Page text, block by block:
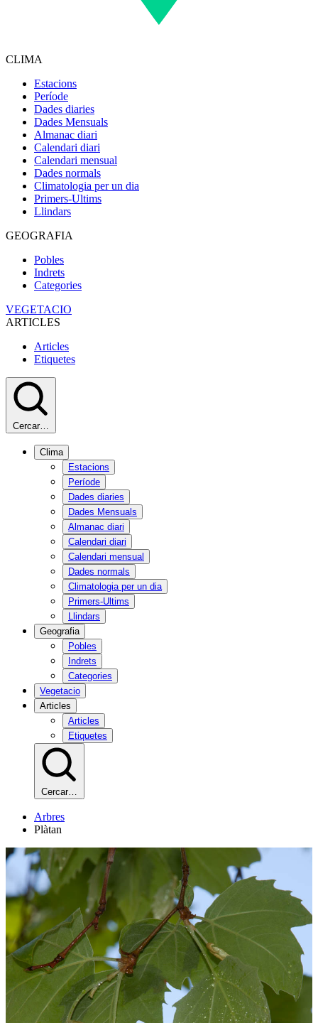
CLIMA
Estacions
Període
Dades diaries
Dades Mensuals
Almanac diari
Calendari diari
Calendari mensual
Dades normals
Climatologia per un dia
Primers-Ultims
Llindars
GEOGRAFIA
Pobles
Indrets
Categories
VEGETACIO
ARTICLES
Articles
Etiquetes
Cercar…
Clima
Estacions
Període
Dades diaries
Dades Mensuals
Almanac diari
Calendari diari
Calendari mensual
Dades normals
Climatologia per un dia
Primers-Ultims
Llindars
Geografia
Pobles
Indrets
Categories
Vegetacio
Articles
Articles
Etiquetes
Cercar…
Arbres
Plàtan